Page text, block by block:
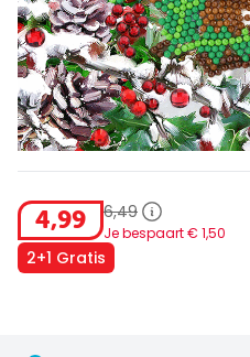
4,99 6,49
Je bespaart € 1,50
2+1 Gratis